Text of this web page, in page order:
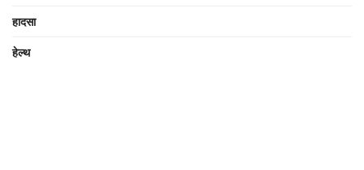
हादसा
हेल्थ